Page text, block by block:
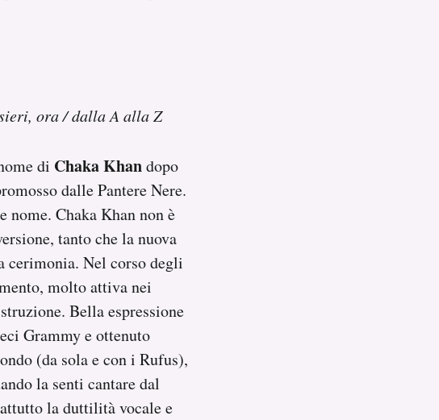
ora / dalla A alla Z
di Chaka Khandopo
dalle Pantere Nere.
Chaka Khan non è
tanto che la nuova
cerimonia. Nel corso degli
molto attiva nei
Bella espressione
Grammy e ottenuto
(da sola e con i Rufus),
la senti cantare dal
la duttilità vocale e